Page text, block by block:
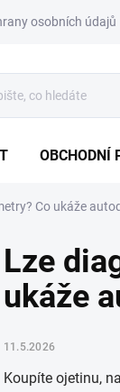
osobních údajů
OBCHODNÍ
Co ukáže
Lze
ukáže
11.5.2026
Koupíte ojetinu,